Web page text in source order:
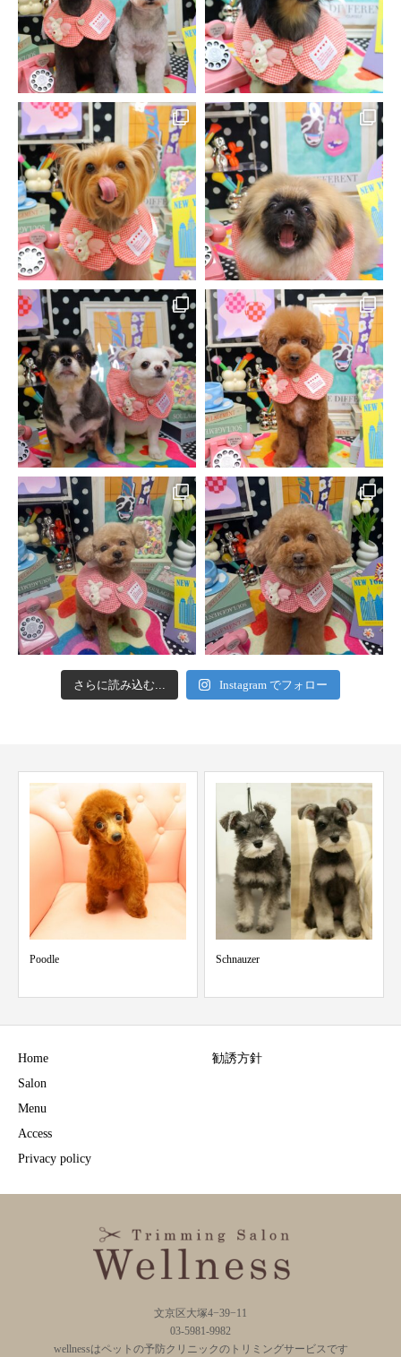
さらに読み込む... Instagram でフォロー
Home
Salon
Menu
Access
Privacy policy
勧誘方針
文京区大塚4−39−11
03-5981-9982
wellnessはペットの予防クリニックのトリミングサービスです